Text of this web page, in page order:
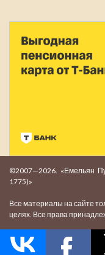
©2007—2026. «Емельян
1775)»
Все материалы на сайте
целях. Все права